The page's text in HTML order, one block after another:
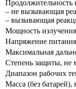
– не вызывающая
– вызывающая
Мощность
Напряжение
Максимальная
Степень защиты, не
Диапазон рабочих
Масса (без батарей),